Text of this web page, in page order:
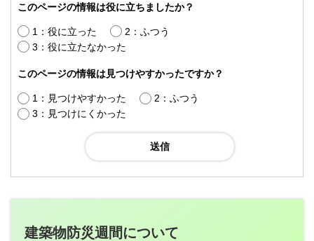
このページの情報は役に立ちましたか？
1：役に立った
2：ふつう
3：役に立たなかった
このページの情報は見つけやすかったですか？
1：見つけやすかった
2：ふつう
3：見つけにくかった
建築物防災週間について